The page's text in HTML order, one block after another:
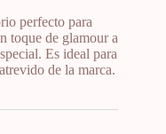
perfecto para
toque de glamour a
Es ideal para
de la marca.